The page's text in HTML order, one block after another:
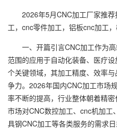
2026年5月CNC加工厂家推荐
工，cnc零件加工，铝板cnc加工
一、开篇引言CNC加工作为高
范围的应用于自动化装备、医疗
个关键领域，其加工精度、效率
争力。2026年国内CNC加工市场
率不断的提高，行业整体朝着精密
市场对CNC数控加工、cnc机加
具钢CNC加工等各类服务的需求